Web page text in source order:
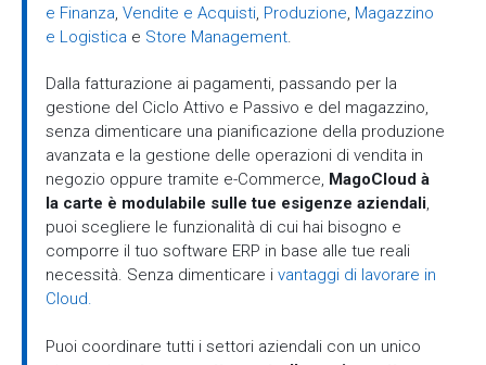
e Finanza,Vendite e Acquisti, Produzione, Magazzino
e Logistica e Store Management.
Dalla fatturazione ai pagamenti, passando per la
gestione del Ciclo Attivo e Passivo e del magazzino,
senza dimenticare una pianificazione della produzione
avanzata e la gestione delle operazioni di vendita in
negozio oppure tramite e-Commerce, MagoCloud à
la carte è modulabile sulle tue esigenze aziendali,
puoi scegliere le funzionalità di cui hai bisogno e
comporre il tuo software ERP in base alle tue reali
necessità. Senza dimenticare ivantaggi di lavorare in
Cloud.
Puoi coordinare tutti i settori aziendali con un unico